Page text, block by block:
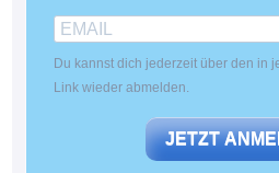
Du kannst dich jederzeit über den in
Link wieder abmelden.
JETZT